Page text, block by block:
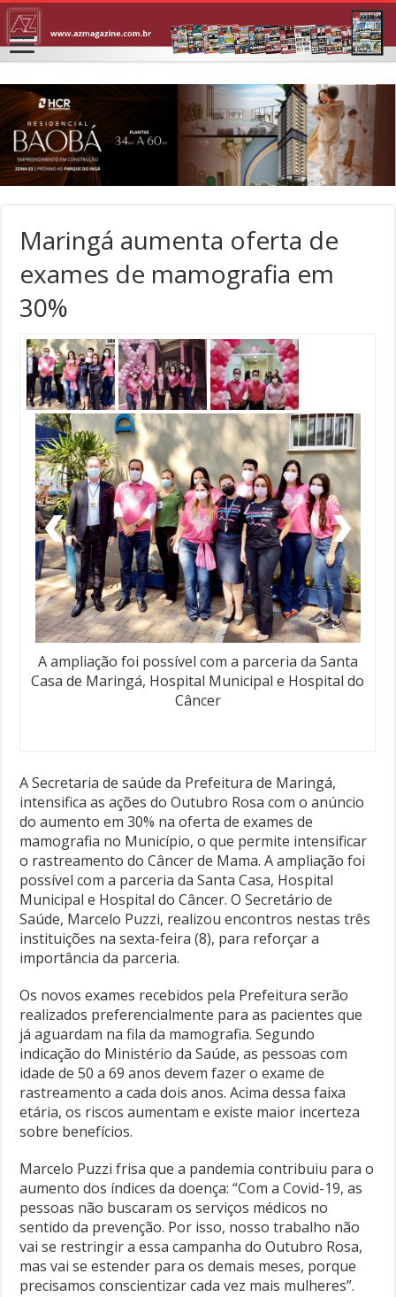
Maringá aumenta oferta de
exames de mamografia em
30%
A ampliação foi possível com a parceria da Santa
Casa de Maringá, Hospital Municipal e Hospital do
Câncer
A Secretaria de saúde da Prefeitura de Maringá,
intensifica as ações do Outubro Rosa com o anúncio
do aumento em 30% na oferta de exames de
mamografia no Município, o que permite intensificar
o rastreamento do Câncer de Mama. A ampliação foi
possível com a parceria da Santa Casa, Hospital
Municipal e Hospital do Câncer. O Secretário de
Saúde, Marcelo Puzzi, realizou encontros nestas três
instituições na sexta-feira (8), para reforçar a
importância da parceria.
Os novos exames recebidos pela Prefeitura serão
realizados preferencialmente para as pacientes que
já aguardam na fila da mamografia. Segundo
indicação do Ministério da Saúde, as pessoas com
idade de 50 a 69 anos devem fazer o exame de
rastreamento a cada dois anos. Acima dessa faixa
etária, os riscos aumentam e existe maior incerteza
sobre benefícios.
Marcelo Puzzi frisa que a pandemia contribuiu para o
aumento dos índices da doença: “Com a Covid-19, as
pessoas não buscaram os serviços médicos no
sentido da prevenção. Por isso, nosso trabalho não
vai se restringir a essa campanha do Outubro Rosa,
mas vai se estender para os demais meses, porque
precisamos conscientizar cada vez mais mulheres”.